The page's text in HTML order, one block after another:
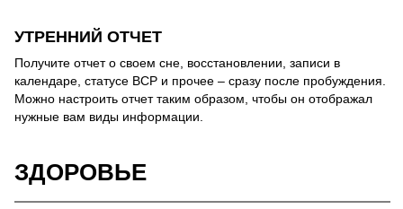
УТРЕННИЙ ОТЧЕТ
Получите отчет о своем сне, восстановлении, записи в
календаре, статусе ВСР и прочее – сразу после пробуждения.
Можно настроить отчет таким образом, чтобы он отображал
нужные вам виды информации.
ЗДОРОВЬЕ